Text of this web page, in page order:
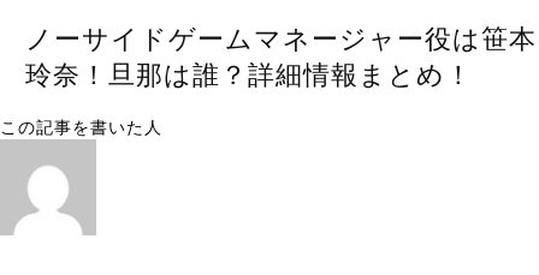
ノーサイドゲームマネージャー役は笹本
玲奈！旦那は誰？詳細情報まとめ！
この記事を書いた人